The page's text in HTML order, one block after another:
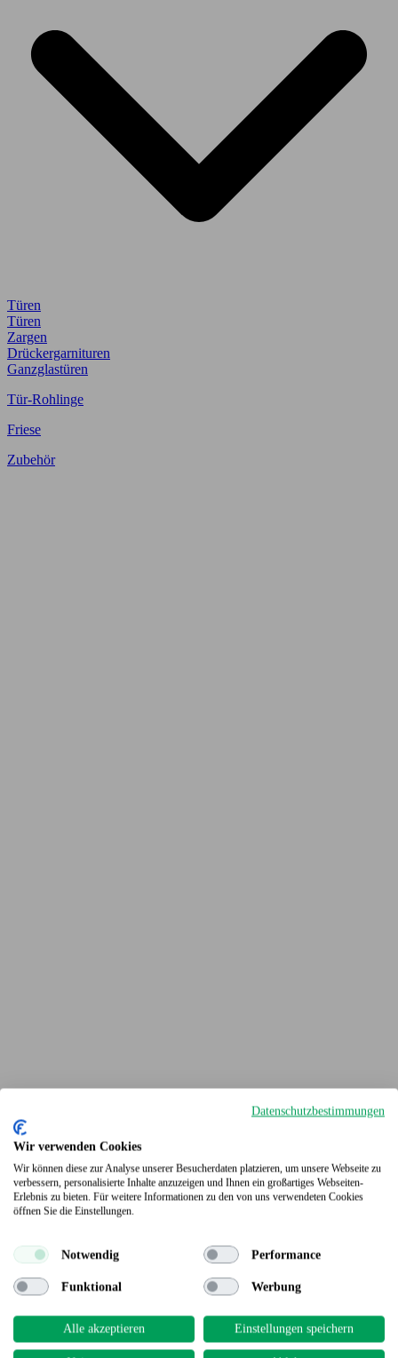
Türen
Türen
Zargen
Drückergarnituren
Ganzglastüren
Tür-Rohlinge
Friese
Zubehör
Terrassendielen
Datenschutzbestimmungen
Wir verwenden Cookies
Wir können diese zur Analyse unserer Besucherdaten platzieren, um unsere Webseite zu
verbessern, personalisierte Inhalte anzuzeigen und Ihnen ein großartiges Webseiten-
Erlebnis zu bieten. Für weitere Informationen zu den von uns verwendeten Cookies
öffnen Sie die Einstellungen.
Notwendig Performance
Funktional Werbung
Alle akzeptieren Einstellungen speichern